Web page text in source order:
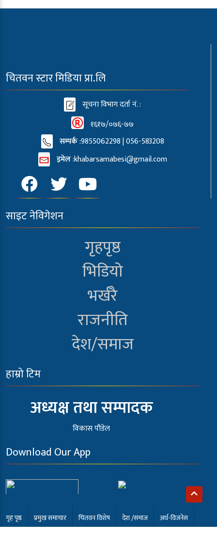
चितवन स्टार मिडिया प्रा.लि
सूचना विभाग दर्ता नं. :
१६१७/०७६-७७
सम्पर्क:9855062298 | 056-583208
इमेल:khabarsamabesi@gmail.com
साइट नेविगेशन
गृहपृष्ठ
भिडियो
भर्खरै
राजनीति
देश/समाज
हाम्रो टिम
अध्यक्ष तथा सम्पादक
विकास पौडेल
Download Our App
गृह पृष्ठ प्रमुख समाचार चितवन विशेष देश /समाज अर्थ-विजनेस